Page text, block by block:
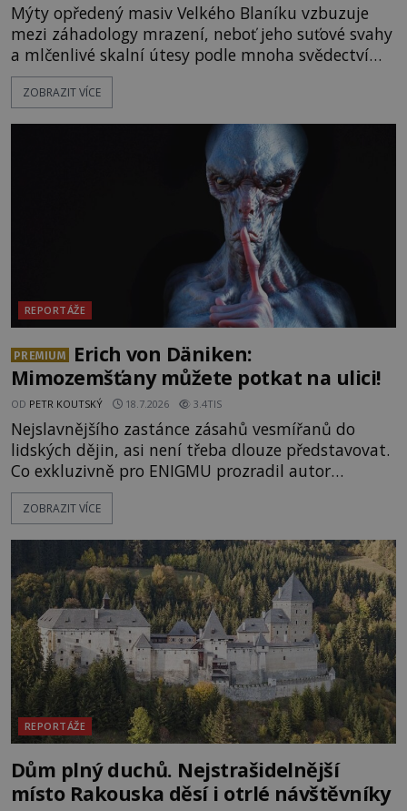
Mýty opředený masiv Velkého Blaníku vzbuzuje
mezi záhadology mrazení, neboť jeho suťové svahy
a mlčenlivé skalní útesy podle mnoha svědectví
fungují jako anomální zóny, kde selhává lidské
vnímání času i prostoru. Geologické anomálie hory
badatelé zde odkrývají indicie, které propojují
prastaré pohanské kulty, keltské svatyně a zprávy
ZOBRAZIT VÍCE
REPORTÁŽE
PREMIUM
Erich von Däniken:
Mimozemšťany můžete potkat na ulici!
OD PETR KOUTSKÝ 18.7.2026 3.4TIS
Nejslavnějšího zastánce zásahů vesmířanů do
lidských dějin, asi není třeba dlouze představovat.
Co exkluzivně pro ENIGMU prozradil autor
Vzpomínek na budoucnost, švýcarský badatel
Erich von Däniken? Orbitální stanice Viking 1
je umělá družice od povrchu Marsu vzdálena asi
1873 kilometrů, nachá
ZOBRAZIT VÍCE
REPORTÁŽE
Dům plný duchů. Nejstrašidelnější
místo Rakouska děsí i otrlé návštěvníky